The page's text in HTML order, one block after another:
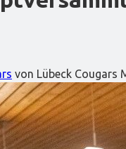
von Lübeck Cougars